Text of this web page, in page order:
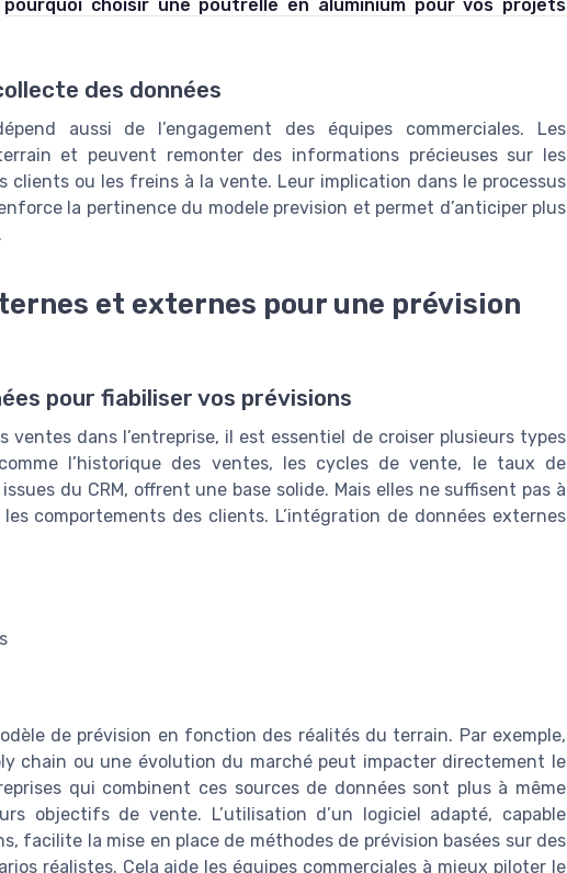
pourquoi choisir une poutrelle en aluminium pour vos projets
des données
aussi de l’engagement des équipes commerciales. Les
et peuvent remonter des informations précieuses sur les
clients ou les freins à la vente. Leur implication dans le processus
la pertinence du modele prevision et permet d’anticiper plus
et externes pour une prévision
pour fiabiliser vos prévisions
ventes dans l’entreprise, il est essentiel de croiser plusieurs types
l’historique des ventes, les cycles de vente, le taux de
du CRM, offrent une base solide. Mais elles ne suffisent pas à
comportements des clients. L’intégration de données externes
de prévision en fonction des réalités du terrain. Par exemple,
chain ou une évolution du marché peut impacter directement le
qui combinent ces sources de données sont plus à même
objectifs de vente. L’utilisation d’un logiciel adapté, capable
facilite la mise en place de méthodes de prévision basées sur des
réalistes. Cela aide les équipes commerciales à mieux piloter le